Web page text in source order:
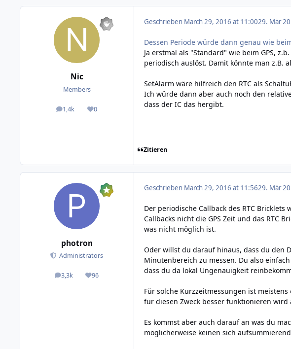
Nic
Members
1,4k
posts 0
Reputation
Geschrieben March 29, 2016 at 11:0029. Mär
Dessen Periode würde dann genau wie
Ja erstmal als "Standard" wie beim GPS,
periodisch auslöst. Damit könnte man z.B.
SetAlarm wäre hilfreich den RTC als
Ich würde dann aber auch noch den
dass der IC das hergibt.
Zitieren
photron
Administrators
3,3k
posts 96
Reputation
Geschrieben March 29, 2016 at 11:5629. Mär
Der periodische Callback des RTC
Callbacks nicht die GPS Zeit und das RTC
was nicht möglich ist.
Oder willst du darauf hinaus, dass du den
Minutenbereich zu messen. Du also
dass du da lokal Ungenauigkeit
Für solche Kurzzeitmessungen ist
für diesen Zweck besser funktionieren wird
Es kommst aber auch darauf an was du
möglicherweise keinen sich